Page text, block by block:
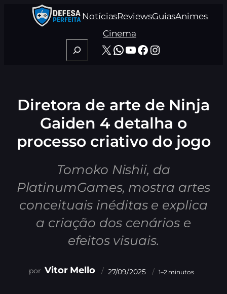
NotíciasReviewsGuiasAnimes
Cinema
Pesquisar
X WhatsApp
Youtube
Facebook
Instagram
Diretora de arte de Ninja
Gaiden 4 detalha o
processo criativo do jogo
Tomoko Nishii, da
PlatinumGames, mostra artes
conceituais inéditas e explica
a criação dos cenários e
efeitos visuais.
Vitor Mello 27/09/2025 1–2 minutos